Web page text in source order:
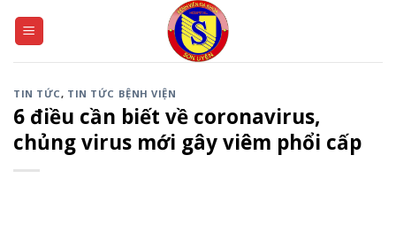
TIN TỨC, TIN TỨC BỆNH VIỆN
6 điều cần biết về coronavirus,
chủng virus mới gây viêm phổi cấp